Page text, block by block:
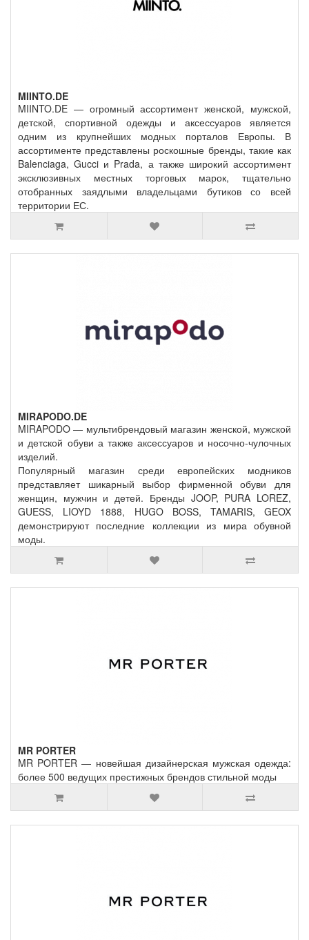
MIINTO.DE
MIINTO.DE — огромный ассортимент женской, мужской,
детской, спортивной одежды и аксессуаров является
одним из крупнейших модных порталов Европы. В
ассортименте представлены роскошные бренды, такие как
Balenciaga, Gucci и Prada, а также широкий ассортимент
эксклюзивных местных торговых марок, тщательно
отобранных заядлыми владельцами бутиков со всей
территории ЕС.
MIRAPODO.DE
MIRAPODO — мультибрендовый магазин женской, мужской
и детской обуви а также аксессуаров и носочно-чулочных
изделий.
Популярный магазин среди европейских модников
представляет шикарный выбор фирменной обуви для
женщин, мужчин и детей. Бренды JOOP, PURA LOREZ,
GUESS, LIOYD 1888, HUGO BOSS, TAMARIS, GEOX
демонстрируют последние коллекции из мира обувной
моды.
MR PORTER
MR PORTER — новейшая дизайнерская мужская одежда:
более 500 ведущих престижных брендов стильной моды